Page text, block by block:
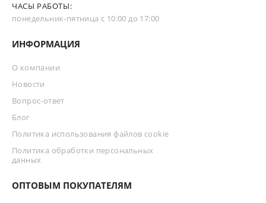
ЧАСЫ РАБОТЫ:
понедельник-пятница с 10:00 до 17:00
ИНФОРМАЦИЯ
О компании
Новости
Вопрос-ответ
Блог
Политика использования файлов cookie
Политика обработки персональных
данных
ОПТОВЫМ ПОКУПАТЕЛЯМ